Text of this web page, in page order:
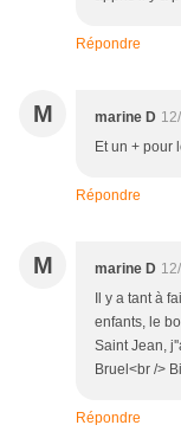
Répondre
M marine D
Et un + pour
Répondre
M marine D
Il y a tant à
enfants, le
Saint Jean,
Bruel<br />
Répondre